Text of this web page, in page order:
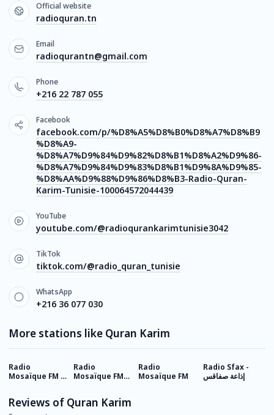
Official website
radioquran.tn
Email
radioqurantn@gmail.com
Phone
+216 22 787 055
Facebook
facebook.com/p/%D8%A5%D8%B0%D8%A7%D8%B9
%D8%A9-
%D8%A7%D9%84%D9%82%D8%B1%D8%A2%D9%86-
%D8%A7%D9%84%D9%83%D8%B1%D9%8A%D9%85-
%D8%AA%D9%88%D9%86%D8%B3-Radio-Quran-
Karim-Tunisie-100064572044439
YouTube
youtube.com/@radioqurankarimtunisie3042
TikTok
tiktok.com/@radio_quran_tunisie
WhatsApp
+216 36 077 030
More stations like Quran Karim
Radio
Mosaïque FM -
Radio
Mosaïque FM
Radio
Mosaïque FM
Radio Sfax -
إذاعة صفاقس
Reviews of Quran Karim